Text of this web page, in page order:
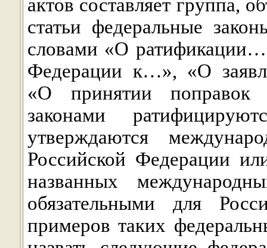
актов составляет группа,
статьи федеральные
словами «О
Федерации к…», «О
«О принятии
законами
утверждаются
Российской Федерации
названных
обязательными для
примеров таких